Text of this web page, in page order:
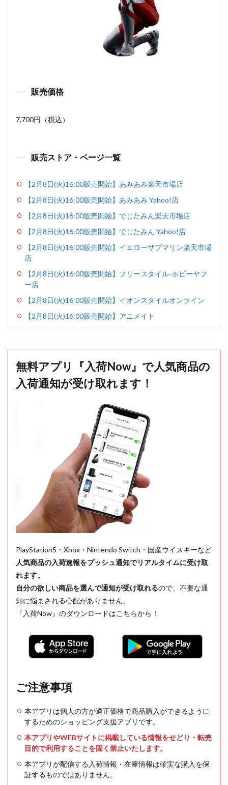
販売価格
7,700円（税込）
販売ストア・ページ一覧
【2月8日(火)16:00販売開始】あみあみ楽天市場店
【2月8日(火)16:00販売開始】あみあみ Yahoo!店
【2月8日(火)16:00販売開始】でじたみん楽天市場店
【2月8日(火)16:00販売開始】でじたみん Yahoo!店
【2月8日(火)16:00販売開始】イエローサブマリン楽天市場
店
【2月8日(火)16:00販売開始】フリースタイル-ホビーヤフ
ー店
【2月8日(火)16:00販売開始】イオンスタイルオンライン
【2月8日(火)16:00販売開始】アニメイト
無料アプリ『入荷Now』で人気商品の
入荷通知が受け取れます！
PlayStation5・Xbox・Nintendo Switch・国産ウイスキーなど
人気商品の入荷速報をプッシュ通知でリアルタイムに受け取
れます。
自分の欲しい商品を選んで通知が受け取れるので、不要な通
知に悩まされる心配がありません。
『入荷Now』のダウンロードはこちらから！
ご注意事項
本アプリは個人の方が適正価格で商品購入ができるように
するためのショッピング支援アプリです。
本アプリやWEBサイトに掲載している情報をせどり・転売
目的で利用することを固く禁止いたします。
本アプリが配信する入荷情報・在庫情報は確実な購入を保
証するものではありません。